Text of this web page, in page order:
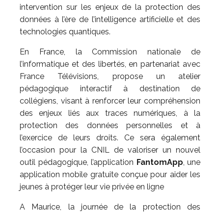
intervention sur les enjeux de la protection des
données à l’ère de l’intelligence artificielle et des
technologies quantiques.
En France, la Commission nationale de
l’informatique et des libertés, en partenariat avec
France Télévisions, propose un atelier
pédagogique interactif à destination de
collégiens, visant à renforcer leur compréhension
des enjeux liés aux traces numériques, à la
protection des données personnelles et à
l’exercice de leurs droits. Ce sera également
l’occasion pour la CNIL de valoriser un nouvel
outil pédagogique, l’application FantomApp , une
application mobile gratuite conçue pour aider les
jeunes à protéger leur vie privée en ligne
A Maurice, la journée de la protection des